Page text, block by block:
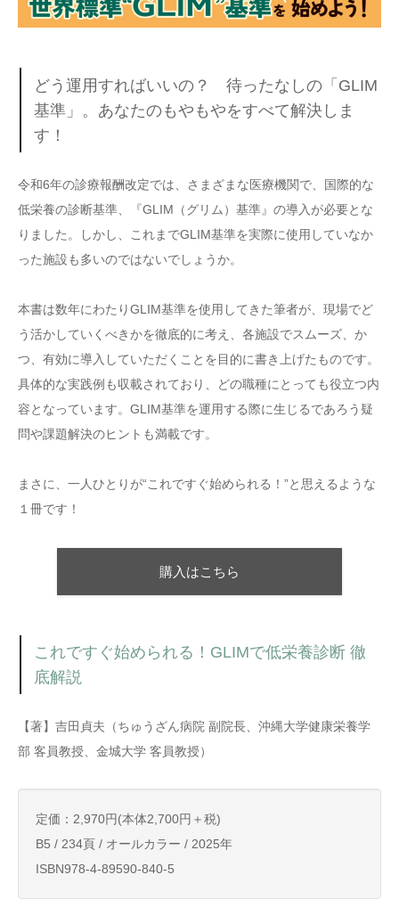
どう運用すればいいの？ 待ったなしの「GLIM
基準」。あなたのもやもやをすべて解決しま
す！
令和6年の診療報酬改定では、さまざまな医療機関で、国際的な
低栄養の診断基準、『GLIM（グリム）基準』の導入が必要とな
りました。しかし、これまでGLIM基準を実際に使用していなか
った施設も多いのではないでしょうか。
本書は数年にわたりGLIM基準を使用してきた筆者が、現場でど
う活かしていくべきかを徹底的に考え、各施設でスムーズ、か
つ、有効に導入していただくことを目的に書き上げたものです。
具体的な実践例も収載されており、どの職種にとっても役立つ内
容となっています。GLIM基準を運用する際に生じるであろう疑
問や課題解決のヒントも満載です。
まさに、一人ひとりが“これですぐ始められる！”と思えるような
１冊です！
購入はこちら
これですぐ始められる！GLIMで低栄養診断 徹
底解説
【著】吉田貞夫（ちゅうざん病院 副院長、沖縄大学健康栄養学
部 客員教授、金城大学 客員教授）
定価：2,970円(本体2,700円＋税)
B5 / 234頁 / オールカラー / 2025年
ISBN978-4-89590-840-5